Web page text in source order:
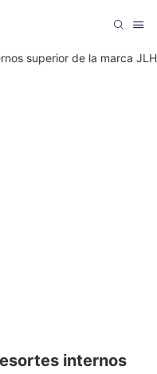
internos